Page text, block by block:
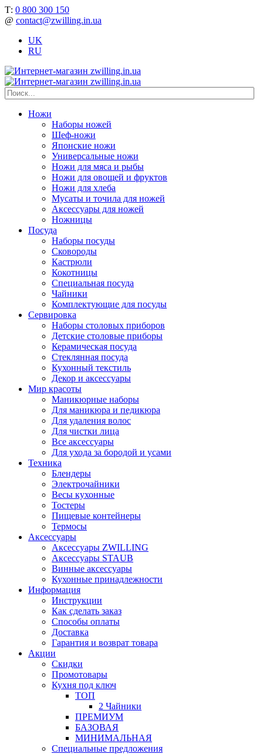
Т: 0 800 300 150
@ contact@zwilling.in.ua
UK
RU
Ножи
Наборы ножей
Шеф-ножи
Японские ножи
Универсальные ножи
Ножи для мяса и рыбы
Ножи для овощей и фруктов
Ножи для хлеба
Мусаты и точила для ножей
Аксессуары для ножей
Ножницы
Посуда
Наборы посуды
Сковороды
Кастрюли
Кокотницы
Специальная посуда
Чайники
Комплектующие для посуды
Сервировка
Наборы столовых приборов
Детские столовые приборы
Керамическая посуда
Стеклянная посуда
Кухонный текстиль
Декор и аксессуары
Мир красоты
Маникюрные наборы
Для маникюра и педикюра
Для удаления волос
Для чистки лица
Все аксессуары
Для ухода за бородой и усами
Техника
Блендеры
Электрочайники
Весы кухонные
Тостеры
Пищевые контейнеры
Термосы
Аксессуары
Аксессуары ZWILLING
Аксессуары STAUB
Винные аксессуары
Кухонные принадлежности
Информация
Инструкции
Как сделать заказ
Способы оплаты
Доставка
Гарантия и возврат товара
Акции
Скидки
Промотовары
Кухня под ключ
ТОП
2 Чайники
ПРЕМИУМ
БАЗОВАЯ
МИНИМАЛЬНАЯ
Специальные предложения